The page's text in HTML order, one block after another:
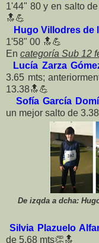
1'44" 80 y en salto
🔝💪
Hugo Villodres de
1'58" 00 🔝💪
En categoría Sub 12
Lucía Zarza
3.65 mts;
13.38🔝💪
Sofía García
un mejor salto de
De izqda a dcha:
Silvia Plazuelo
de 5.68 mts👏🔝